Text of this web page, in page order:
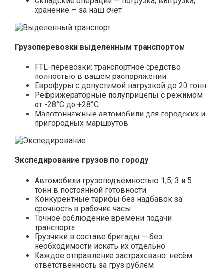
хранение — за наш счёт
Грузоперевозки выделенным транспортом
FTL-перевозки: транспортное средство
полностью в вашем распоряжении
Еврофуры с допустимой нагрузкой до 20 тонн
Рефрижераторные полуприцепы с режимом
от -28°С до +28°С
Малотоннажные автомобили для городских и
пригородных маршрутов
Экспедирование грузов по городу
Автомобили грузоподъёмностью 1,5, 3 и 5
тонн в постоянной готовности
Конкурентные тарифы без надбавок за
срочность в рабочие часы
Точное соблюдение времени подачи
транспорта
Грузчики в составе бригады — без
необходимости искать их отдельно
Каждое отправление застраховано: несём
ответственность за груз рублём